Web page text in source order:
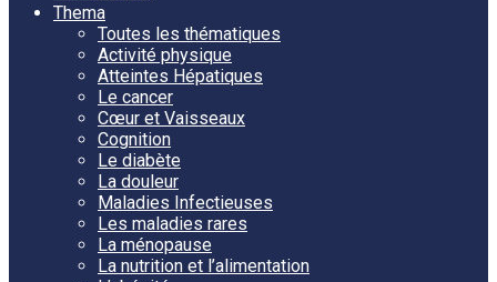
Thema
Toutes les thématiques
Activité physique
Atteintes Hépatiques
Le cancer
Cœur et Vaisseaux
Cognition
Le diabète
La douleur
Maladies Infectieuses
Les maladies rares
La ménopause
La nutrition et l’alimentation